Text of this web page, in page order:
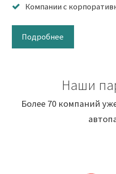
Компании с
Подробнее
Наши
Более 70 компаний